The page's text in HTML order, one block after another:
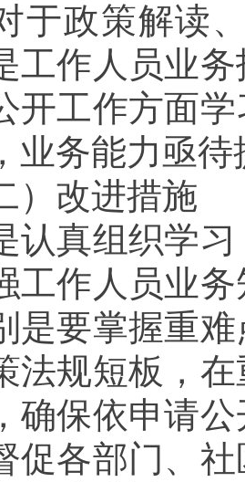
于政策解读
工作人员业
开工作方面
业务能力亟待
改进措施
认真组织学
工作人员业
是要掌握重
法规短板，
确保依申请
促各部门、